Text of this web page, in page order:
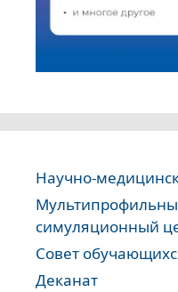
Научно-
симуляционный
Совет
Деканат